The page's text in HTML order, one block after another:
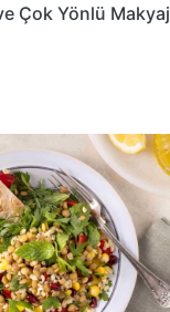
Çok Yönlü Makyaj